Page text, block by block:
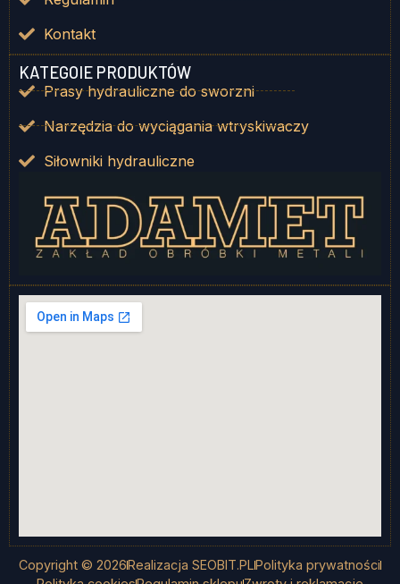
Kontakt
KATEGOIE PRODUKTÓW
Prasy hydrauliczne do sworzni
Narzędzia do wyciągania wtryskiwaczy
Siłowniki hydrauliczne
Copyright © 2026Realizacja SEOBIT.PLPolityka prywatności